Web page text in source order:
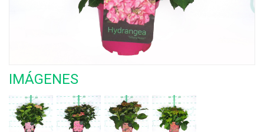
IMÁGENES